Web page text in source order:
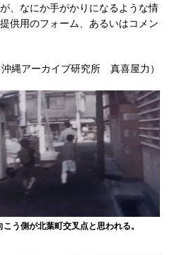
、なにか手がかりになるような情
供用のフォーム、あるいはコメン
沖縄アーカイブ研究所 真喜屋力）
う側が北葉町交叉点と思われる。